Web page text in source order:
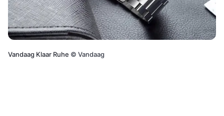
Vandaag Klaar Ruhe © Vandaag